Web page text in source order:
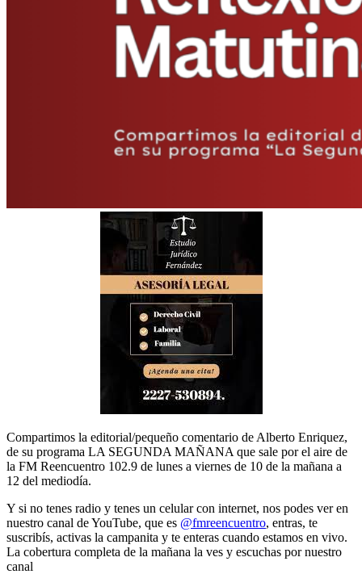
Compartimos la editorial/pequeño comentario de Alberto Enriquez,
de su programa LA SEGUNDA MAÑANA que sale por el aire de
la FM Reencuentro 102.9 de lunes a viernes de 10 de la mañana a
12 del mediodía.
Y si no tenes radio y tenes un celular con internet, nos podes ver en
nuestro canal de YouTube, que es @fmreencuentro, entras, te
suscribís, activas la campanita y te enteras cuando estamos en vivo.
La cobertura completa de la mañana la ves y escuchas por nuestro
canal